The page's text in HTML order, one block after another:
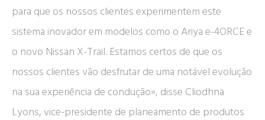
para que os nossos clientes experimentem este
sistema inovador em modelos como o Ariya e-4ORCE e
o novo Nissan X-Trail. Estamos certos de que os
nossos clientes vão desfrutar de uma notável evolução
na sua experiência de condução», disse Cliodhna
Lyons, vice-presidente de planeamento de produtos